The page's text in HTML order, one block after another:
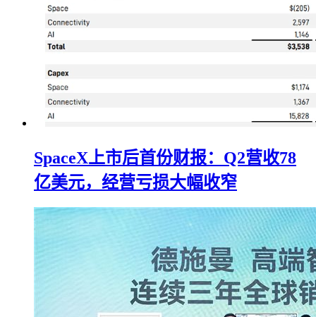
SpaceX上市后首份财报：Q2营收78
亿美元，经营亏损大幅收窄